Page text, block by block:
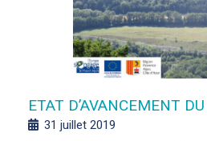
ETAT D’AVANCEMENT
31 juillet 2019